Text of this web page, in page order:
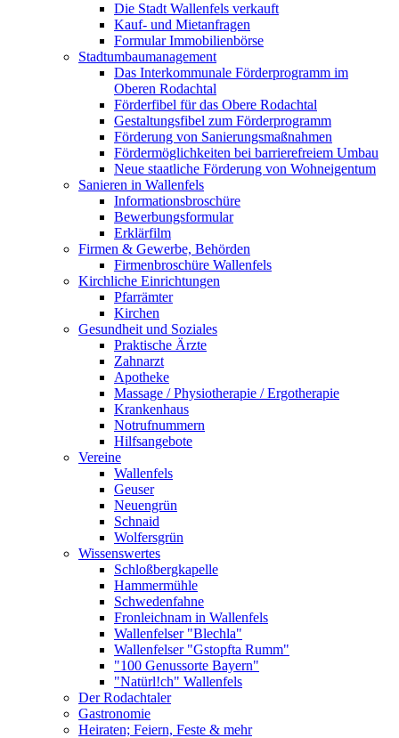
Die Stadt Wallenfels verkauft
Kauf- und Mietanfragen
Formular Immobilienbörse
Stadtumbaumanagement
Das Interkommunale Förderprogramm im
Oberen Rodachtal
Förderfibel für das Obere Rodachtal
Gestaltungsfibel zum Förderprogramm
Förderung von Sanierungsmaßnahmen
Fördermöglichkeiten bei barrierefreiem Umbau
Neue staatliche Förderung von Wohneigentum
Sanieren in Wallenfels
Informationsbroschüre
Bewerbungsformular
Erklärfilm
Firmen & Gewerbe, Behörden
Firmenbroschüre Wallenfels
Kirchliche Einrichtungen
Pfarrämter
Kirchen
Gesundheit und Soziales
Praktische Ärzte
Zahnarzt
Apotheke
Massage / Physiotherapie / Ergotherapie
Krankenhaus
Notrufnummern
Hilfsangebote
Vereine
Wallenfels
Geuser
Neuengrün
Schnaid
Wolfersgrün
Wissenswertes
Schloßbergkapelle
Hammermühle
Schwedenfahne
Fronleichnam in Wallenfels
Wallenfelser "Blechla"
Wallenfelser "Gstopfta Rumm"
"100 Genussorte Bayern"
"Natürl!ch" Wallenfels
Der Rodachtaler
Gastronomie
Heiraten; Feiern, Feste & mehr